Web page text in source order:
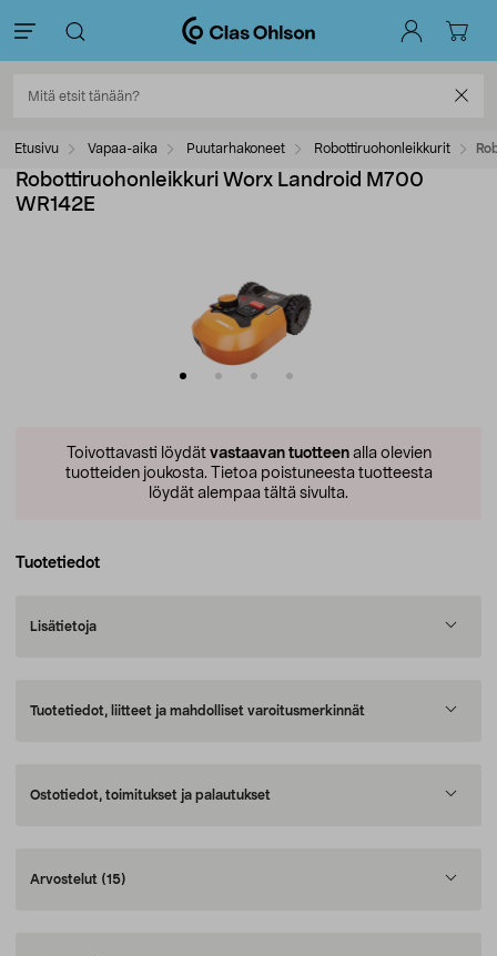
Etusivu Vapaa-aika Puutarhakoneet Robottiruohonleikkurit
Robottiruohonleikkuri Worx Landroid M700
WR142E
Toivottavasti löydät vastaavan tuotteenalla olevien
tuotteiden joukosta. Tietoa poistuneesta tuotteesta
löydät alempaa tältä sivulta.
Tuotetiedot
Lisätietoja
Tuotetiedot, liitteet ja mahdolliset varoitusmerkinnät
Ostotiedot, toimitukset ja palautukset
Arvostelut (15)